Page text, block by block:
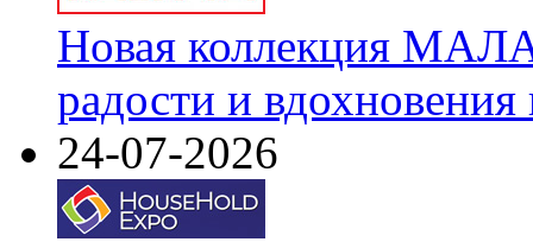
Новая коллекция
радости и
24-07-2026